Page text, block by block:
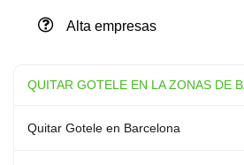
Alta empresas
QUITAR GOTELE EN LA ZONAS DE
Quitar Gotele en Barcelona